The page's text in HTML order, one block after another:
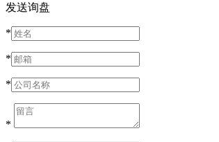
发送询盘
*
*
*
*